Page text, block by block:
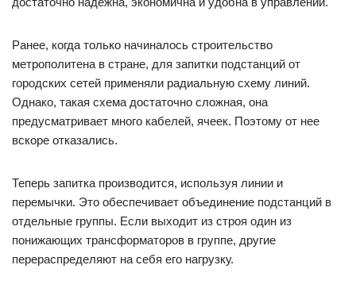
Ранее, когда только начиналось строительство
метрополитена в стране, для запитки подстанций от
городских сетей применяли радиальную схему линий.
Однако, такая схема достаточно сложная, она
предусматривает много кабелей, ячеек. Поэтому от нее
вскоре отказались.
Теперь запитка производится, используя линии и
перемычки. Это обеспечивает объединение подстанций в
отдельные группы. Если выходит из строя один из
понижающих трансформаторов в группе, другие
перераспределяют на себя его нагрузку.